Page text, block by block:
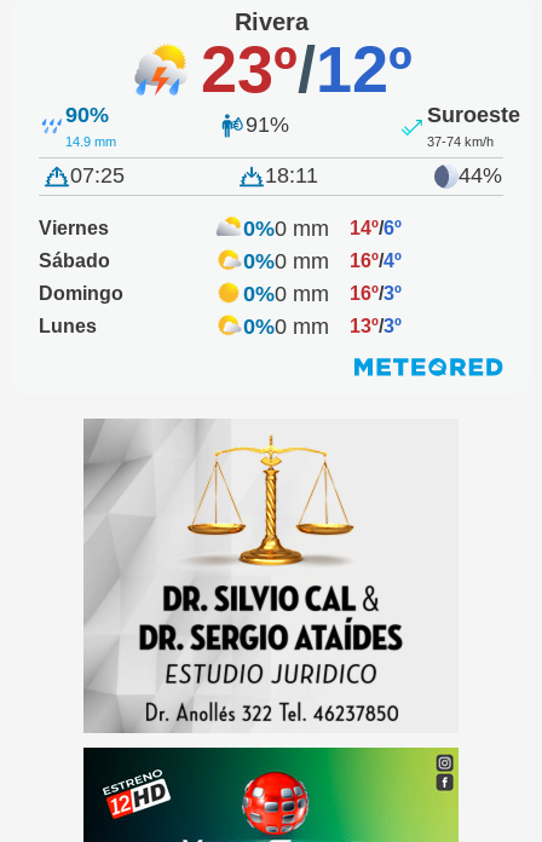
Rivera
23º/12º
90%
14.9 mm
91% Suroeste
37-74 km/h
07:25 18:11 44%
Viernes 0%0 mm 14º/6º
Sábado
0%0 mm 16º/4º
Domingo
0%0 mm 16º/3º
Lunes
0%0 mm 13º/3º